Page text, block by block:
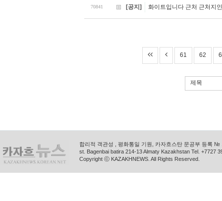
70841 [공지] 화이트입니다 근처 근처지
61 62
제목
합리적 객관성 , 평화통일 기원, 카자흐스탄 문공부 등록
st. Bagenbai batira 214-13 Almaty Kazakhstan Tel. +7727
Copyright ⓒ KAZAKHNEWS. All Rights Reserved.